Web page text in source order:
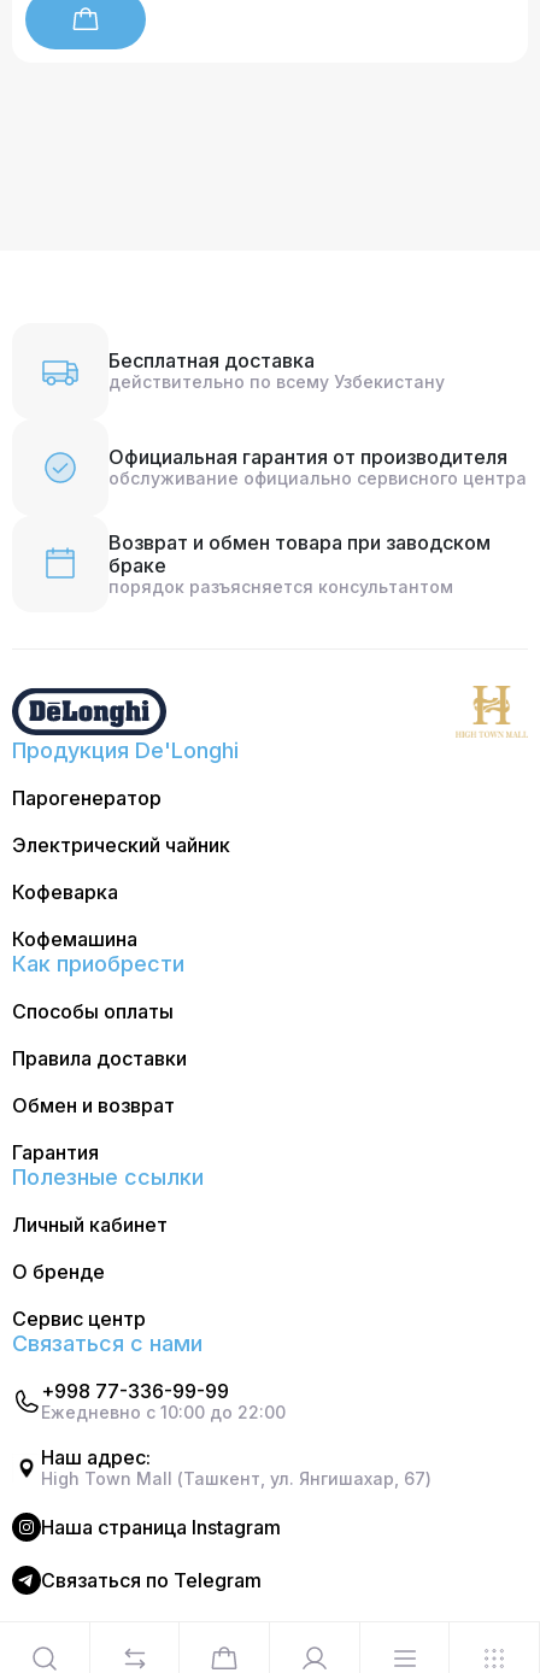
Бесплатная доставка
действительно по всему Узбекистану
Официальная гарантия от производителя
обслуживание официально сервисного центра
Возврат и обмен товара при заводском
браке
порядок разъясняется консультантом
Продукция De'Longhi
Парогенератор
Электрический чайник
Кофеварка
Кофемашина
Как приобрести
Способы оплаты
Правила доставки
Обмен и возврат
Гарантия
Полезные ссылки
Личный кабинет
О бренде
Сервис центр
Связаться с нами
+998 77-336-99-99
Ежедневно с 10:00 до 22:00
Наш адрес:
High Town Mall (Ташкент, ул. Янгишахар, 67)
Наша страница Instagram
Cвязаться по Telegram
©2024 Официальный интернет магазин Delonghi. Все